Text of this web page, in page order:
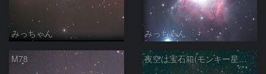
みっちゃん みっちゃん
M78 夜空は宝石箱(モンキー星雲 NGC2174) Seestar50